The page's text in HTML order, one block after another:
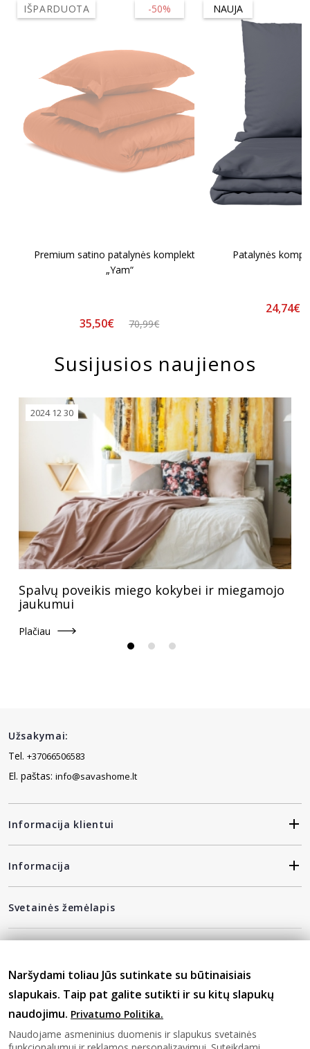
-50%
IŠPARDUOTA
Premium satino patalynės komplektas
„Yam“
35,50€ 70,99€
NAUJA
Patalynės
24,74€
Susijusios naujienos
2024 12 30
Spalvų poveikis miego kokybei ir miegamojo
jaukumui
Plačiau
Užsakymai:
Tel. +37066506583
El. paštas: info@savashome.lt
Informacija klientui
Informacija
Svetainės žemėlapis
Sutinku su privatumo politika
Naršydami toliau Jūs sutinkate su būtinaisiais
slapukais. Taip pat galite sutikti ir su kitų slapukų
naudojimu. Privatumo Politika.
Naudojame asmeninius duomenis ir slapukus svetainės